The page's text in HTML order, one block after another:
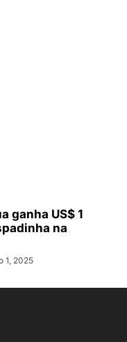
ganha US$ 1
na
1, 2025